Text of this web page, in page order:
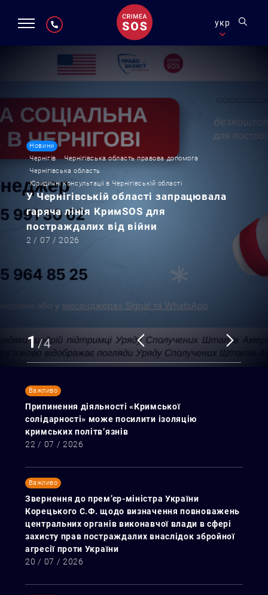
укр
Новини
Чернігів
Чернігівська область правова допомога
Чернігівська область
Юридичні консультації в Чернігівській області
У Чернігівській області запрацювала
гаряча лінія КримSOS для
постраждалих від війни
2 / 07 / 2026
1/4
Важливо
Припинення діяльності «Кримської
солідарності» може посилити ізоляцію
кримських політв’язнів
22 / 07 / 2026
Важливо
Звернення до прем’єр-міністра України
Корецького С.Ф. щодо визначення повноважень
центральних органів виконавчої влади в сфері
захисту прав постраждалих внаслідок збройної
агресії проти України
20 / 07 / 2026